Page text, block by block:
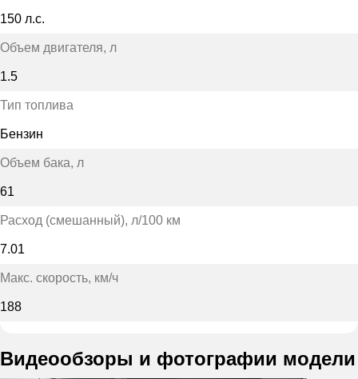
150 л.с.
Объем двигателя, л
1.5
Тип топлива
Бензин
Объем бака, л
61
Расход (смешанный), л/100 км
7.01
Макс. скорость, км/ч
188
Видеообзоры и фотографии модели